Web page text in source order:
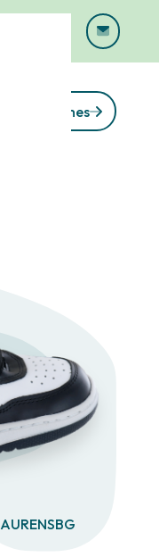
les gammes